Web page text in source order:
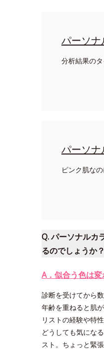
パーソナ
分析結果の
パーソ
ピンク肌な
Q. パーソナルカ
るのでしょうか？
A．似合う色は変
診断を受けてから
年齢を重ねると肌
リストの経験や特
どうしても気にな
スト。ちょっと緊